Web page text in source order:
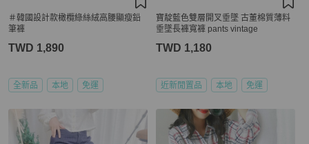
＃韓國設計款橄欖綠絲絨高腰顯瘦鉛
筆褲
TWD 1,890
全新品 本地 免運
寶靛藍色雙層開叉垂墜 古董棉質薄料
垂墜長褲寬褲 pants vintage
TWD 1,180
近新閒置品 本地 免運